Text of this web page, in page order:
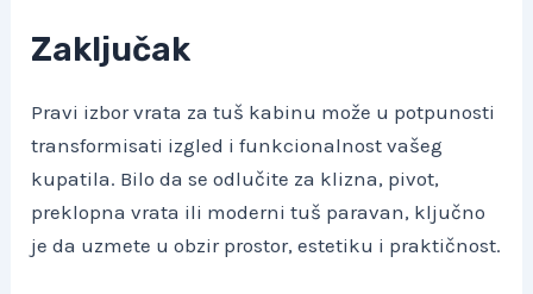
Zaključak
Pravi izbor vrata za tuš kabinu može u potpunosti
transformisati izgled i funkcionalnost vašeg
kupatila. Bilo da se odlučite za klizna, pivot,
preklopna vrata ili moderni tuš paravan, ključno
je da uzmete u obzir prostor, estetiku i praktičnost.